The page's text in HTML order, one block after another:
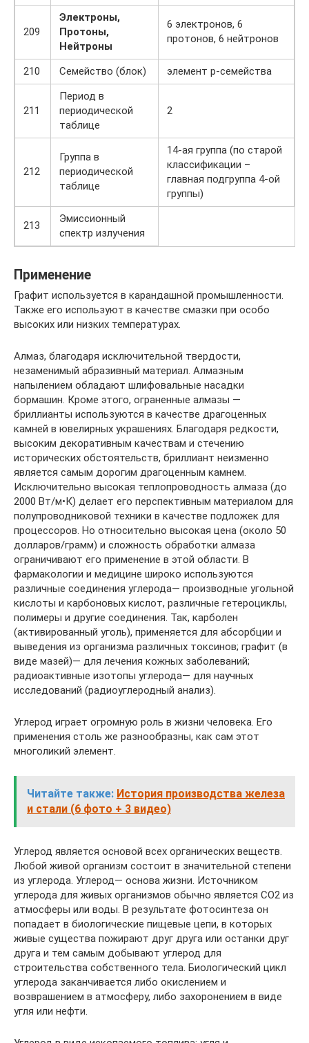
209
Электроны,
Протоны,
Нейтроны
6 электронов, 6
протонов, 6 нейтронов
210 Семейство (блок) элемент p-семейства
211
Период в
периодической
таблице
2
212
Группа в
периодической
таблице
14-ая группа (по старой
классификации –
главная подгруппа 4-ой
группы)
213
Эмиссионный
спектр излучения
Применение
Графит используется в карандашной промышленности.
Также его используют в качестве смазки при особо
высоких или низких температурах.
Алмаз, благодаря исключительной твердости,
незаменимый абразивный материал. Алмазным
напылением обладают шлифовальные насадки
бормашин. Кроме этого, ограненные алмазы —
бриллианты используются в качестве драгоценных
камней в ювелирных украшениях. Благодаря редкости,
высоким декоративным качествам и стечению
исторических обстоятельств, бриллиант неизменно
является самым дорогим драгоценным камнем.
Исключительно высокая теплопроводность алмаза (до
2000 Вт/м•К) делает его перспективным материалом для
полупроводниковой техники в качестве подложек для
процессоров. Но относительно высокая цена (около 50
долларов/грамм) и сложность обработки алмаза
ограничивают его применение в этой области. В
фармакологии и медицине широко используются
различные соединения углерода— производные угольной
кислоты и карбоновых кислот, различные гетероциклы,
полимеры и другие соединения. Так, карболен
(активированный уголь), применяется для абсорбции и
выведения из организма различных токсинов; графит (в
виде мазей)— для лечения кожных заболеваний;
радиоактивные изотопы углерода— для научных
исследований (радиоуглеродный анализ).
Углерод играет огромную роль в жизни человека. Его
применения столь же разнообразны, как сам этот
многоликий элемент.
Читайте также: История производства железа
и стали (6 фото + 3 видео)
Углерод является основой всех органических веществ.
Любой живой организм состоит в значительной степени
из углерода. Углерод— основа жизни. Источником
углерода для живых организмов обычно является СО2 из
атмосферы или воды. В результате фотосинтеза он
попадает в биологические пищевые цепи, в которых
живые существа пожирают друг друга или останки друг
друга и тем самым добывают углерод для
строительства собственного тела. Биологический цикл
углерода заканчивается либо окислением и
возврашением в атмосферу, либо захоронением в виде
угля или нефти.